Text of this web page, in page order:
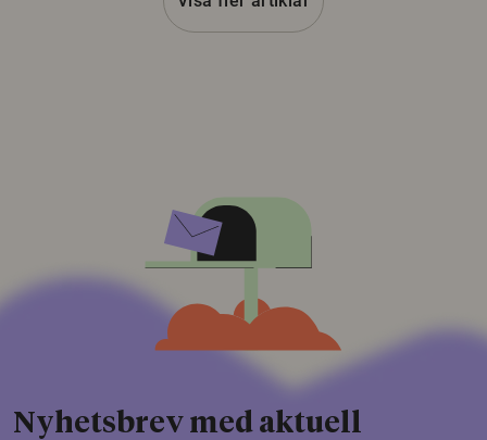
Nyhetsbrev med aktuell